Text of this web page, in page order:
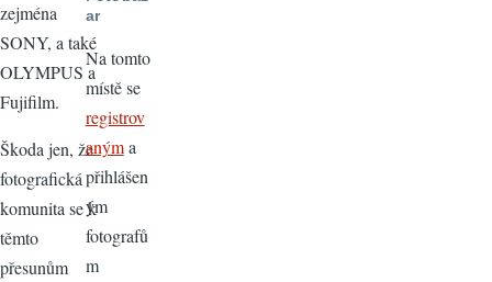
zejména
SONY, a také
OLYMPUS a
Fujifilm.
Škoda jen, že
fotografická
komunita se k
těmto
přesunům
ar
Na tomto
místě se
registrov
anýma
přihlášen
ým
fotografů
m